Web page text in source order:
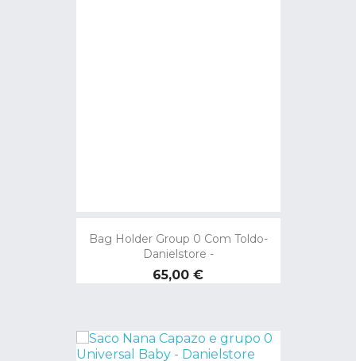
Bag Holder Group 0 Com Toldo-
Danielstore -
Preço
65,00 €